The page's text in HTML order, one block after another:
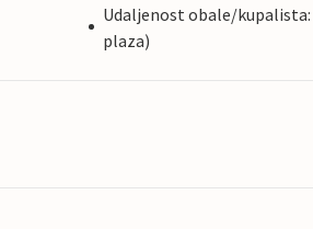
Udaljenost obale/kupalista:
plaza)